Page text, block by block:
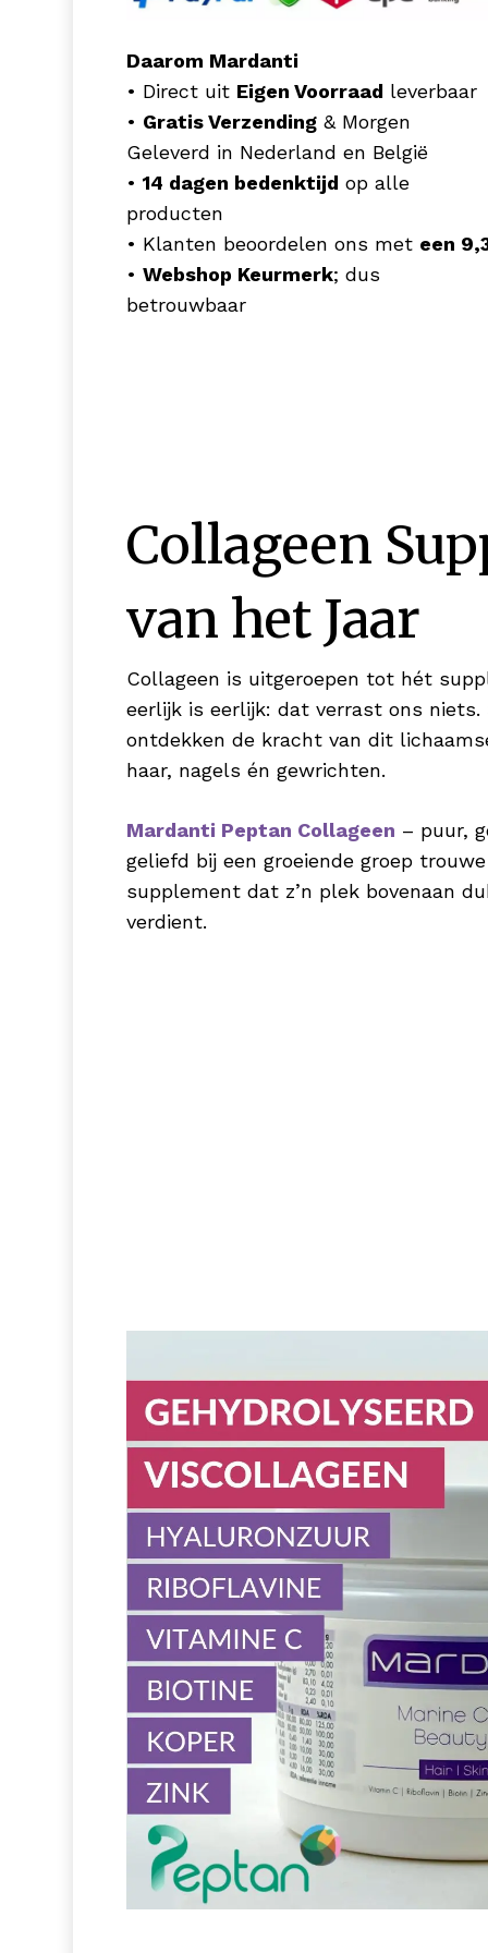
Daarom Mardanti
• Direct uit Eigen Voorraad leverbaar
• Gratis Verzending& Morgen
Geleverd in Nederland en België
• 14 dagen bedenktijd op alle
producten
• Klanten beoordelen ons met een
• Webshop Keurmerk; dus
betrouwbaar
Collageen
van het Jaar
Collageen is uitgeroepen tot hét
eerlijk is eerlijk: dat verrast ons niets.
ontdekken de kracht van dit
haar, nagels én gewrichten.
Mardanti Peptan Collageen – puur,
geliefd bij een groeiende groep
supplement dat z’n plek bovenaan
verdient.